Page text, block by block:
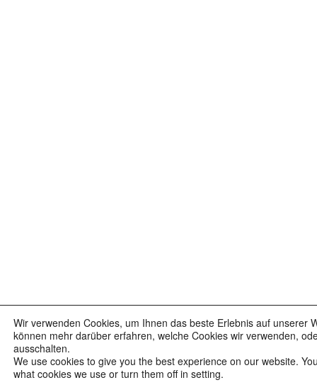
Wir verwenden Cookies, um Ihnen das beste Erlebnis auf unserer
können mehr darüber erfahren, welche Cookies wir verwenden,
ausschalten.
We use cookies to give you the best experience on our website.
what cookies we use or turn them off in setting.